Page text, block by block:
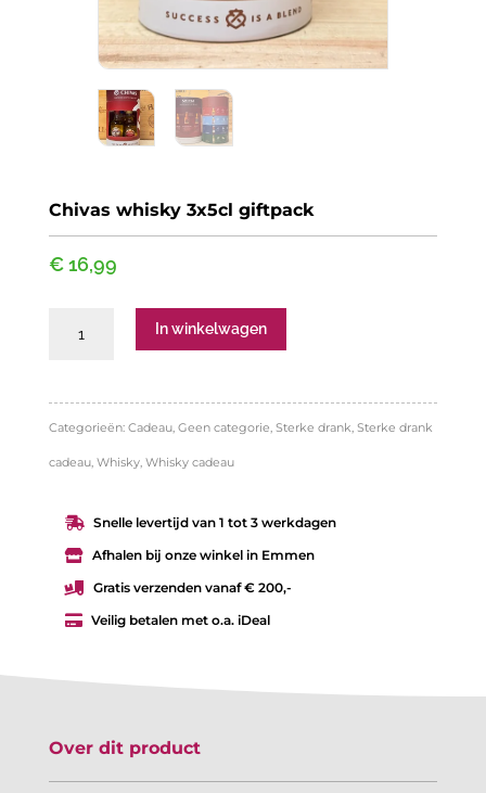
Chivas whisky 3x5cl giftpack
€16,99
giftpack
aantal
In winkelwagen
Categorieën: Cadeau, Geen categorie, Sterke drank, Sterke drank
cadeau, Whisky, Whisky cadeau
 Snelle levertijd van 1 tot 3 werkdagen
 Afhalen bij onze winkel in Emmen
 Gratis verzenden vanaf € 200,-
 Veilig betalen met o.a. iDeal
Over dit product